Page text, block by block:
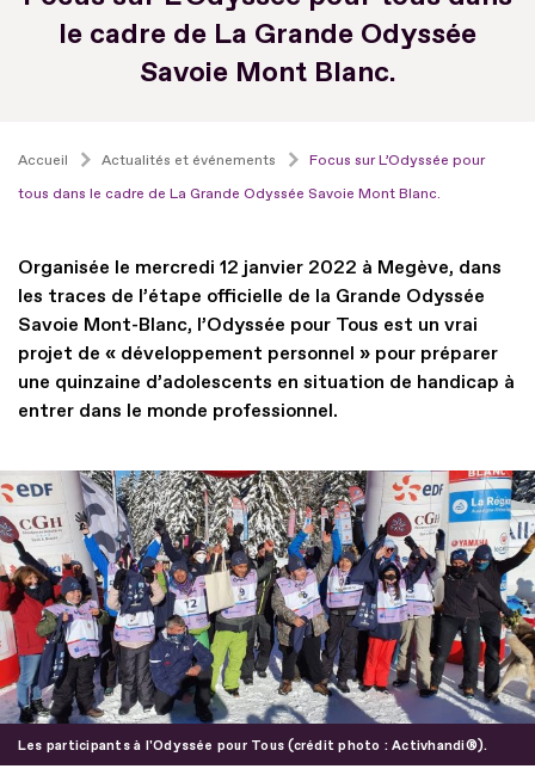
le cadre de La Grande Odyssée
Savoie Mont Blanc.
Accueil Actualités et événements
Focus sur L’Odyssée pour
tous dans le cadre de La Grande Odyssée Savoie Mont Blanc.
Organisée le mercredi 12 janvier 2022 à Megève, dans
les traces de l’étape officielle de la Grande Odyssée
Savoie Mont-Blanc, l’Odyssée pour Tous est un vrai
projet de « développement personnel » pour préparer
une quinzaine d’adolescents en situation de handicap à
entrer dans le monde professionnel.
Fichier
Les participants à l'Odyssée pour Tous (crédit photo : Activhandi®).